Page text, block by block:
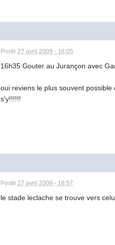
Posté 27 avril 2009 - 18:05
16h35 Gouter au Jurançon avec
oui reviens le plus souvent
s'y!!!!!!
Posté 27 avril 2009 - 18:57
le stade leclache se trouve vers